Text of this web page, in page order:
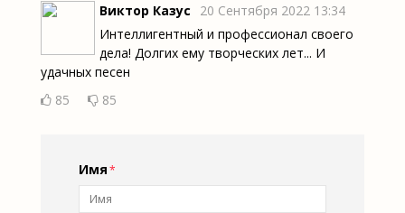
Виктор Казус
20 Сентября 2022 13:34
Интеллигентный и профессионал своего
дела! Долгих ему творческих лет... И
удачных песен
85
85
Имя